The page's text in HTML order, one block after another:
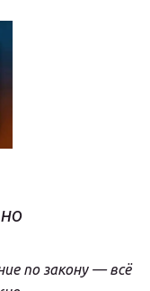
по закону — всё